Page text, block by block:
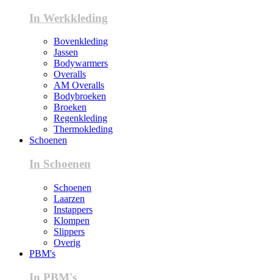
In Werkkleding
Bovenkleding
Jassen
Bodywarmers
Overalls
AM Overalls
Bodybroeken
Broeken
Regenkleding
Thermokleding
Schoenen
In Schoenen
Schoenen
Laarzen
Instappers
Klompen
Slippers
Overig
PBM's
In PBM's